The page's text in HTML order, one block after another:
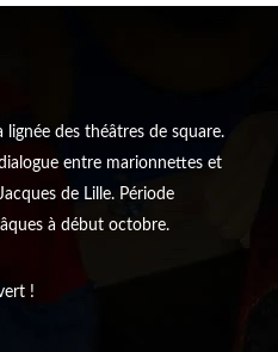
lignée des théâtres de square.
entre marionnettes et
de Lille. Période
à début octobre.
!